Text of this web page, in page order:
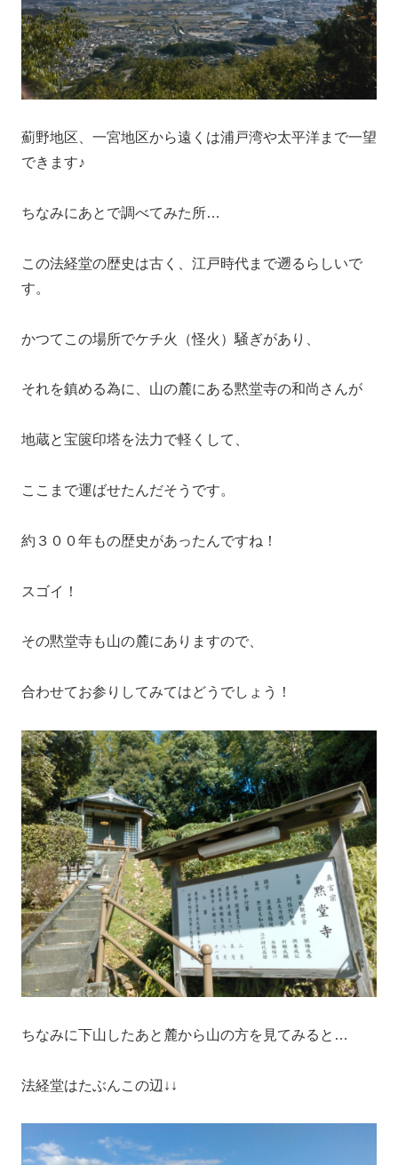
薊野地区、一宮地区から遠くは浦戸湾や太平洋まで一望
できます♪
ちなみにあとで調べてみた所…
この法経堂の歴史は古く、江戸時代まで遡るらしいで
す。
かつてこの場所でケチ火（怪火）騒ぎがあり、
それを鎮める為に、山の麓にある黙堂寺の和尚さんが
地蔵と宝篋印塔を法力で軽くして、
ここまで運ばせたんだそうです。
約３００年もの歴史があったんですね！
スゴイ！
その黙堂寺も山の麓にありますので、
合わせてお参りしてみてはどうでしょう！
ちなみに下山したあと麓から山の方を見てみると…
法経堂はたぶんこの辺↓↓